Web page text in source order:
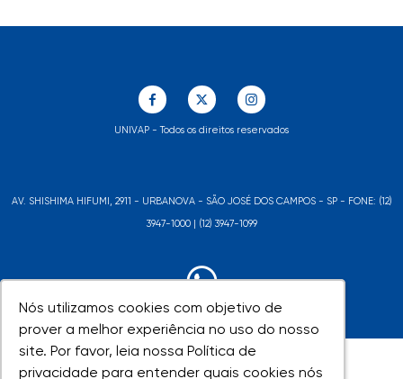
Nós utilizamos cookies com objetivo de
prover a melhor experiência no uso do nosso
site. Por favor, leia nossa Política de
privacidade para entender quais cookies nós
Nós utilizamos cookies com objetivo de
prover a melhor experiência no uso do nosso
site. Por favor, leia nossa Política de
privacidade para entender quais cookies nós
UNIVAP - Todos os direitos reservados
AV. SHISHIMA HIFUMI, 2911 - URBANOVA - SÃO JOSÉ DOS CAMPOS - SP - FONE: (12)
3947-1000 | (12) 3947-1099